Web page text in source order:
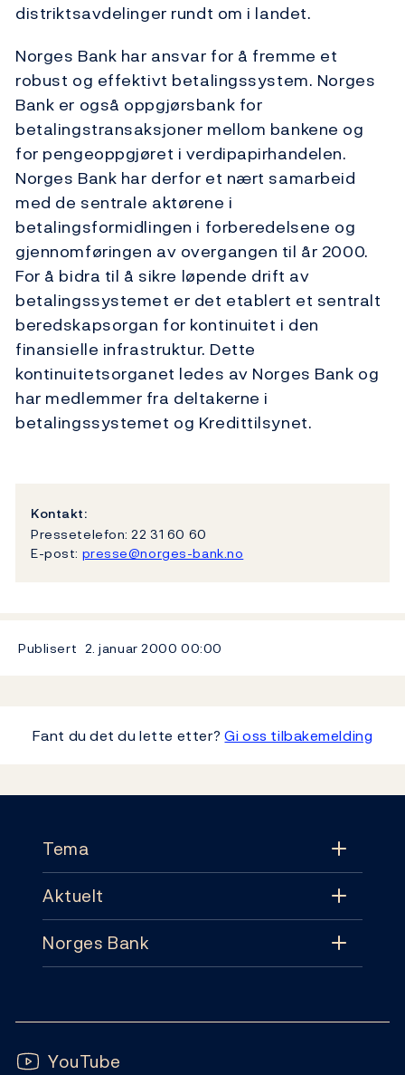
distriktsavdelinger rundt om i landet.
Norges Bank har ansvar for å fremme et
robust og effektivt betalingssystem. Norges
Bank er også oppgjørsbank for
betalingstransaksjoner mellom bankene og
for pengeoppgjøret i verdipapirhandelen.
Norges Bank har derfor et nært samarbeid
med de sentrale aktørene i
betalingsformidlingen i forberedelsene og
gjennomføringen av overgangen til år 2000.
For å bidra til å sikre løpende drift av
betalingssystemet er det etablert et sentralt
beredskapsorgan for kontinuitet i den
finansielle infrastruktur. Dette
kontinuitetsorganet ledes av Norges Bank og
har medlemmer fra deltakerne i
betalingssystemet og Kredittilsynet.
Kontakt:
Pressetelefon: 22 31 60 60
E-post: presse@norges-bank.no
Publisert 2. januar 200000:00
Fant du det du lette etter?Gi oss tilbakemelding
Tema
Tema
Pengepolitikk
Sedler og mynter
Aktuelt
Aktuelt
Publikasjoner
Norges Bank
Abonnement
Følg oss:
YouTube